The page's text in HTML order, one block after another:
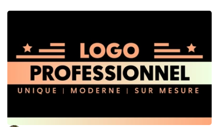
pour refléter l’univers et les besoins uniques de chaque
client. Contactez-moi pour discuter de votre projet et je
vous répondrai rapidement.